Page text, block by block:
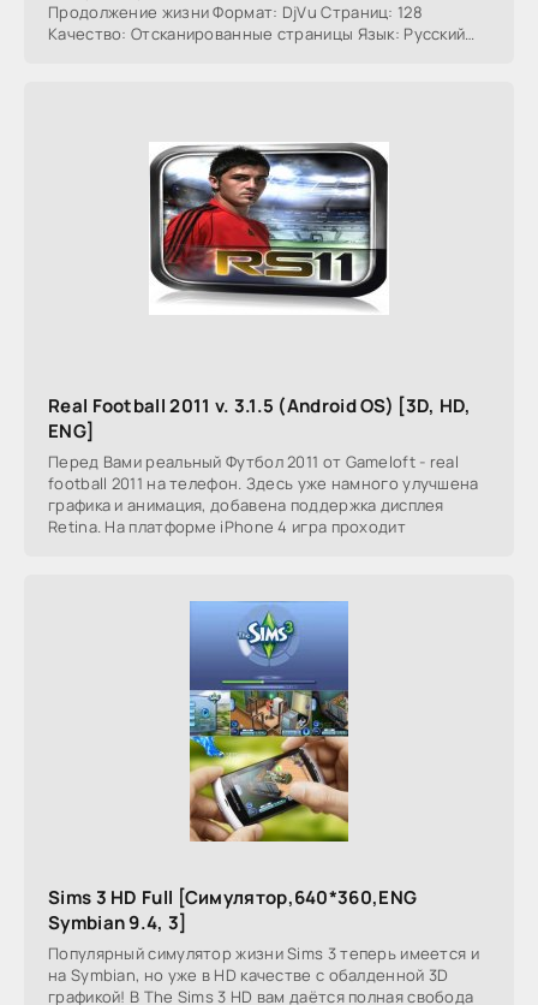
Продолжение жизни Формат: DjVu Страниц: 128
Качество: Отсканированные страницы Язык: Русский
Real Football 2011 v. 3.1.5 (Android OS) [3D, HD,
ENG]
Перед Вами реальный Футбол 2011 от Gameloft - real
football 2011 на телефон. Здесь уже намного улучшена
графика и анимация, добавена поддержка дисплея
Retina. На платформе iPhone 4 игра проходит
Sims 3 HD Full [Симулятор,640*360,ENG
Symbian 9.4, 3]
Популярный симулятор жизни Sims 3 теперь имеется и
на Symbian, но уже в HD качестве с обалденной 3D
графикой! В The Sims 3 HD вам даётся полная свобода